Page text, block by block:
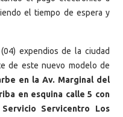
el tiempo de espera y
expendios de la ciudad
de este nuevo modelo de
en la Av. Marginal del
en esquina calle 5 con
Servicentro Los